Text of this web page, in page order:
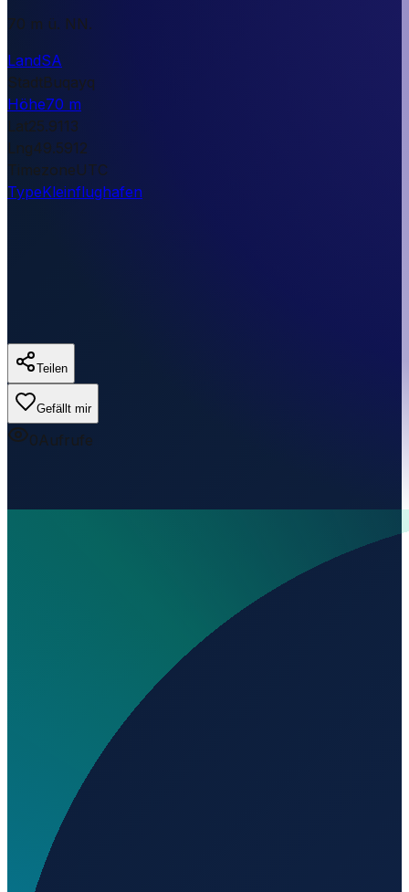
70 m ü. NN.
LandSA
StadtBuqayq
Höhe70 m
Lat25.9113
Lng49.5912
TimezoneUTC
TypeKleinflughafen
Teilen
Gefällt mir
0Aufrufe
Wo liegt Abqaiq Airport?
Auf welcher Höhe liegt Abqaiq Airport?
Wird geladen...
25.91130